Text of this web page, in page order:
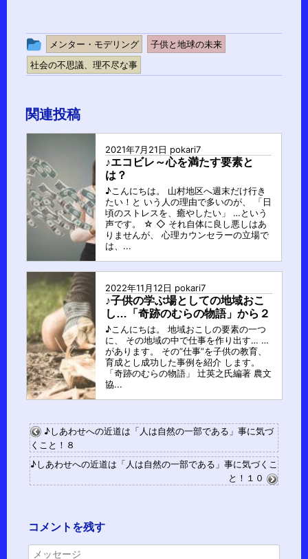
投
稿
グ
ー
プ
メンター・モデリング
子供と地球の未来
社会の不思議、理不尽な事
関連投稿
2021年7月21日 pokari7
♪エコビレ～心を満たす要素と
は？
♪こんにちは。 山村地区へ週末だけ行き
たい！と いう人の理由で多いのが、 「日
頃のストレスを、癒やしたい」 …という
声です。 ☆ ◇ それ自体に良し悪しはあ
りませんが、 心理カウンセラーの立場で
は、...
2022年11月12日 pokari7
♪子供の学ぶ場としての地域おこ
し…「奇跡のむらの物語」から２
♪こんにちは。 地域おこしの要素の一つ
に、 その地域の中で仕事を作り出す… …
があります。 その”仕事”を子供の教育、
育成とし成功した事例を紹介 します。
「奇跡のむらの物語」 辻英之氏編著 農文
協...
♪しあわせへの近道は「人は自然の一部である」事に気づ
くこと！８
♪しあわせへの近道は「人は自然の一部である」事に気づくこ
と！１０
コメントを残す